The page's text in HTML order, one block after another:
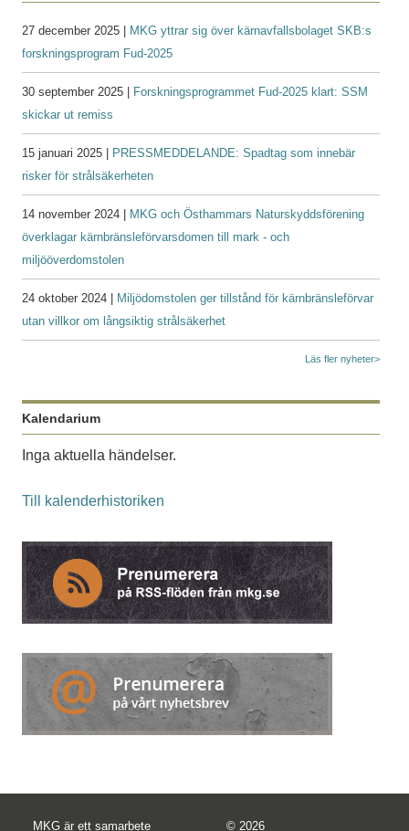
27 december 2025 |
MKG yttrar sig över kärnavfallsbolaget SKB:s
forskningsprogram Fud-2025
30 september 2025 |
Forskningsprogrammet Fud-2025 klart: SSM
skickar ut remiss
15 januari 2025 |
PRESSMEDDELANDE: Spadtag som innebär
risker för strålsäkerheten
14 november 2024 |
MKG och Östhammars Naturskyddsförening
överklagar kärnbränsleförvarsdomen till mark - och
miljööverdomstolen
24 oktober 2024 |
Miljödomstolen ger tillstånd för kärnbränsleförvar
utan villkor om långsiktig strålsäkerhet
Läs fler nyheter>
Kalendarium
Inga aktuella händelser.
Till kalenderhistoriken
MKG är ett samarbete © 2026